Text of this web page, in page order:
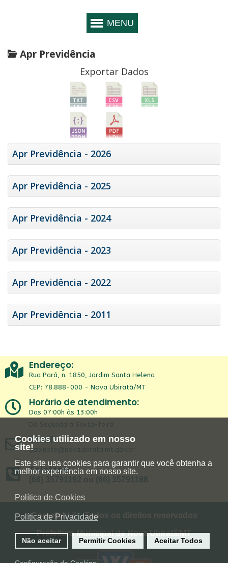
Cookies utilizado em nosso
site!
Este site usa cookies para garantir que você obtenha a
melhor experiência em nosso site.
Política de Cookies
Política de Privacidade
Não aceitar Permitir Cookies Aceitar Todos
Apr Previdência
Exportar Dados
Apr Previdência - 2026
Apr Previdência - 2025
Apr Previdência - 2024
Apr Previdência - 2023
Apr Previdência - 2022
Apr Previdência - 2011
Endereço:
Rua Pará, n. 1850, Jardim Santa Helena
CEP: 78.888-000 - Nova Ubiratã/MT
Horário de atendimento:
Das 07:00h às 13:00h
De Segunda a Sexta-feira
Email:
gabinete@novaubirata.mt.gov.br
Telefone:
(66) 35791192 ou (66) 35791188
Copyright © - Todos os direitos reservados
Prefeitura Municipal de Nova Ubiratã/MT